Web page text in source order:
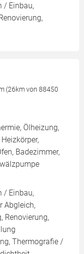
/ Einbau,
(26km von 88450
Ölheizung,
Badezimmer,
/ Einbau,
Abgleich,
Renovierung,
Thermografie /